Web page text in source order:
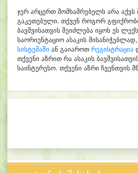
ჯერ არცერთ მომხამრებელს არა აქვს
გაკეთებული. თქვენ როგორ
ბავშვისათვის შეიძლება იყოს ეს
საორიენტაციო ასაკის
სისტემაში ან გაიაროთ რეგისტრაცია
თქვენი აზრით რა ასაკის
საინტერესო. თქვენი აზრი ჩვენთვის